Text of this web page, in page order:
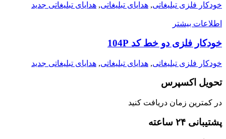
خودکار فلزی تبلیغاتی, هدایای تبلیغاتی, هدایای تبلیغاتی جدید
اطلاعات بیشتر
خودکار فلزی دو خط کد 104P
خودکار فلزی تبلیغاتی, هدایای تبلیغاتی, هدایای تبلیغاتی جدید
تحویل اکسپرس
در کمترین زمان دریافت کنید
پشتیبانی ۲۴ ساعته